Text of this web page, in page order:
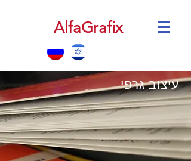
AlfaGrafix
עיצוב גרפי